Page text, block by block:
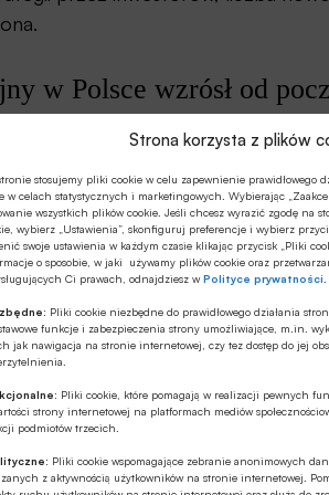
Strona korzysta z plików
stosujemy pliki cookie w celu zapewnienie prawidłowego
w celach statystycznych i marketingowych. Wybierając
wszystkich plików cookie. Jeśli chcesz wyrazić zgodę na
wybierz „Ustawienia”, skonfiguruj preferencje i wybierz
swoje ustawienia w każdym czasie klikając przycisk „Pliki
o sposobie, w jaki używamy plików cookie oraz
Ci prawach, odnajdziesz wPolityce prywatności
Pliki cookie niezbędne do prawidłowego działania
funkcje i zabezpieczenia strony umożliwiające, m.in.
jak nawigacja na stronie internetowej, czy tez dostęp do jej
Pliki cookie, które pomagają w realizacji pewnych
strony internetowej na platformach mediów
podmiotów trzecich.
Pliki cookie wspomagające zebranie anonimowych
z aktywnością użytkowników na stronie internetowej.
w Polsce wzrósł od
od średniej
Współczynniki powierzchni
niskim poziomie, a na
najbliższych 18-24 miesięcy, która
inwestorów do większej
inwestycyjnych do zazwyczaj
komercyjnych